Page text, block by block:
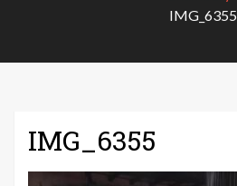
IMG_6355
IMG_6355